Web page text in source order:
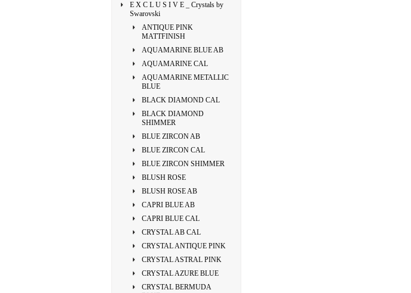
E X C L U S I V E _ Crystals by
Swarovski
ANTIQUE PINK
MATTFINISH
AQUAMARINE BLUE AB
AQUAMARINE CAL
AQUAMARINE METALLIC
BLUE
BLACK DIAMOND CAL
BLACK DIAMOND
SHIMMER
BLUE ZIRCON AB
BLUE ZIRCON CAL
BLUE ZIRCON SHIMMER
BLUSH ROSE
BLUSH ROSE AB
CAPRI BLUE AB
CAPRI BLUE CAL
CRYSTAL AB CAL
CRYSTAL ANTIQUE PINK
CRYSTAL ASTRAL PINK
CRYSTAL AZURE BLUE
CRYSTAL BERMUDA